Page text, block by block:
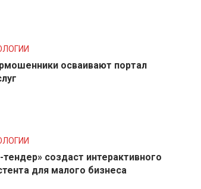
осваивают портал
создаст интерактивного
для малого бизнеса